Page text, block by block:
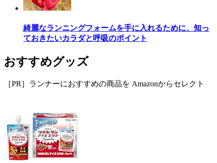
綺麗なランニングフォームを手に入れるために、知っ
ておきたいカラダと呼吸のポイント
おすすめグッズ
［PR］ランナーにおすすめの商品を Amazonからセレクト